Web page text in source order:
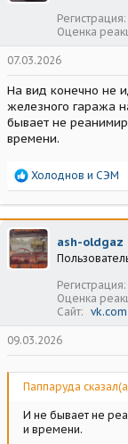
Регистрация
Оценка
07.03.2026
На вид конечно не
железного гаража
бывает не
времени.
Р
а
к
ц
и
и
Холоднов и СЭМ
ash-oldgaz
Регистрация
Оценка
Сайт
vk.com
09.03.2026
Паппаруда
И не бывает не
и времени.